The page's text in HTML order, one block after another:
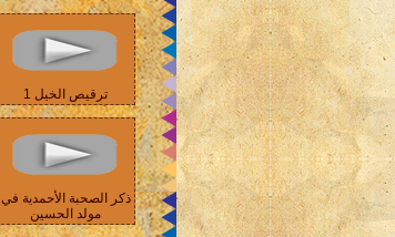
ترقيص الخيل 1
ذكر الصحبة الأحمدية في
مولد الحسين